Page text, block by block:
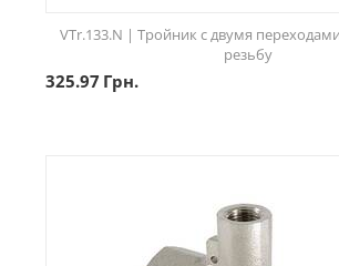
VTr.133.N | Тройник с двумя
резьбу
325.97 Грн.